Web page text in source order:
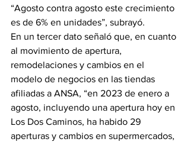
“Agosto contra agosto este crecimiento
es de 6% en unidades”, subrayó.
En un tercer dato señaló que, en cuanto
al movimiento de apertura,
remodelaciones y cambios en el
modelo de negocios en las tiendas
afiliadas a ANSA, “en 2023 de enero a
agosto, incluyendo una apertura hoy en
Los Dos Caminos, ha habido 29
aperturas y cambios en supermercados,